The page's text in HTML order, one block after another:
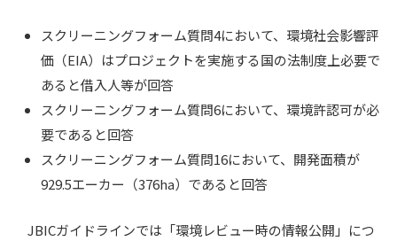
スクリーニングフォーム質問4において、環境社会影響評
価（EIA）はプロジェクトを実施する国の法制度上必要で
あると借入人等が回答
スクリーニングフォーム質問6において、環境許認可が必
要であると回答
スクリーニングフォーム質問16において、開発面積が
929.5エーカー（376ha）であると回答
JBICガイドラインでは「環境レビュー時の情報公開」につ